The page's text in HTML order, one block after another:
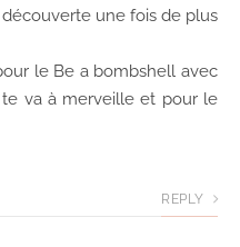
une fois de plus
le Be a bombshell avec
va à merveille et pour le
REPLY